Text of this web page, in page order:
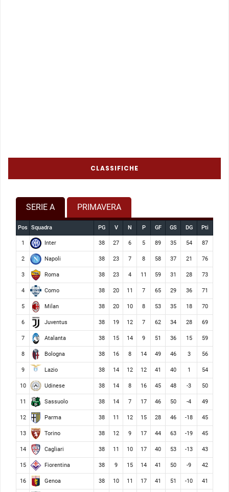
CLASSIFICHE
SERIE A PRIMAVERA
Pos Squadra PG V N P GF GS DG Pti
1 Inter 38 27 6 5 89 35 54 87
2 Napoli 38 23 7 8 58 37 21 76
3 Roma 38 23 4 11 59 31 28 73
4 Como 38 20 11 7 65 29 36 71
5 Milan 38 20 10 8 53 35 18 70
6 Juventus 38 19 12 7 62 34 28 69
7 Atalanta 38 15 14 9 51 36 15 59
8 Bologna 38 16 8 14 49 46 3 56
9 Lazio 38 14 12 12 41 40 1 54
10 Udinese 38 14 8 16 45 48 -3 50
11 Sassuolo 38 14 7 17 46 50 -4 49
12 Parma 38 11 12 15 28 46 -18 45
13 Torino 38 12 9 17 44 63 -19 45
14 Cagliari 38 11 10 17 40 53 -13 43
15 Fiorentina 38 9 15 14 41 50 -9 42
16 Genoa 38 10 11 17 41 51 -10 41